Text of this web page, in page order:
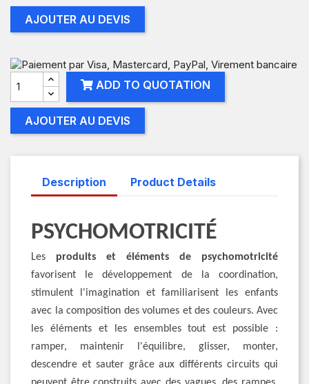
AJOUTER AU DEVIS
ADD TO QUOTATION
AJOUTER AU DEVIS
Description Product Details
PSYCHOMOTRICITÉ
Les produits et éléments de psychomotricité
favorisent le développement de la coordination,
stimulent l'imagination et familiarisent les enfants
avec la composition des volumes et des couleurs. Avec
les éléments et les ensembles tout est possible :
ramper, maintenir l'équilibre, glisser, monter,
descendre et sauter grâce aux différents circuits qui